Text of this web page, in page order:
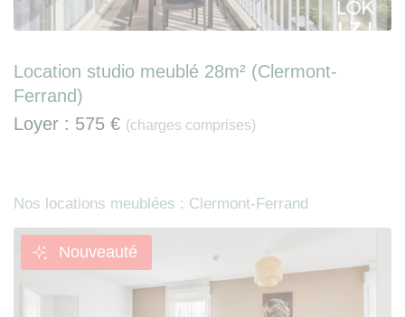
Location studio meublé 28m² (Clermont-
Ferrand)
Loyer : 575 € (charges comprises)
Nos locations meublées : Clermont-Ferrand
Nouveauté